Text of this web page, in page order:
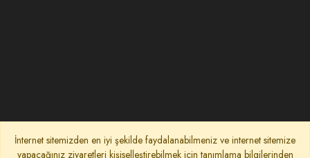
İnternet sitemizden en iyi şekilde faydalanabilmeniz ve internet sitemize
yapacağınız ziyaretleri kişiselleştirebilmek için tanımlama bilgilerinden